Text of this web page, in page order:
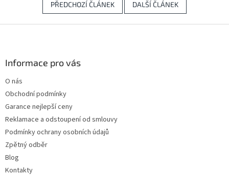
PŘEDCHOZÍ ČLÁNEK DALŠÍ ČLÁNEK
Informace pro vás
O nás
Obchodní podmínky
Garance nejlepší ceny
Reklamace a odstoupení od smlouvy
Podmínky ochrany osobních údajů
Zpětný odběr
Blog
Kontakty